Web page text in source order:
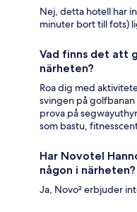
Nej, detta hotell har
minuter bort till fots)
Vad finns det att
närheten?
Roa dig med
svingen på
prova på
som bastu,
Har Novotel
någon i närheten?
Ja, Novo² erbjuder